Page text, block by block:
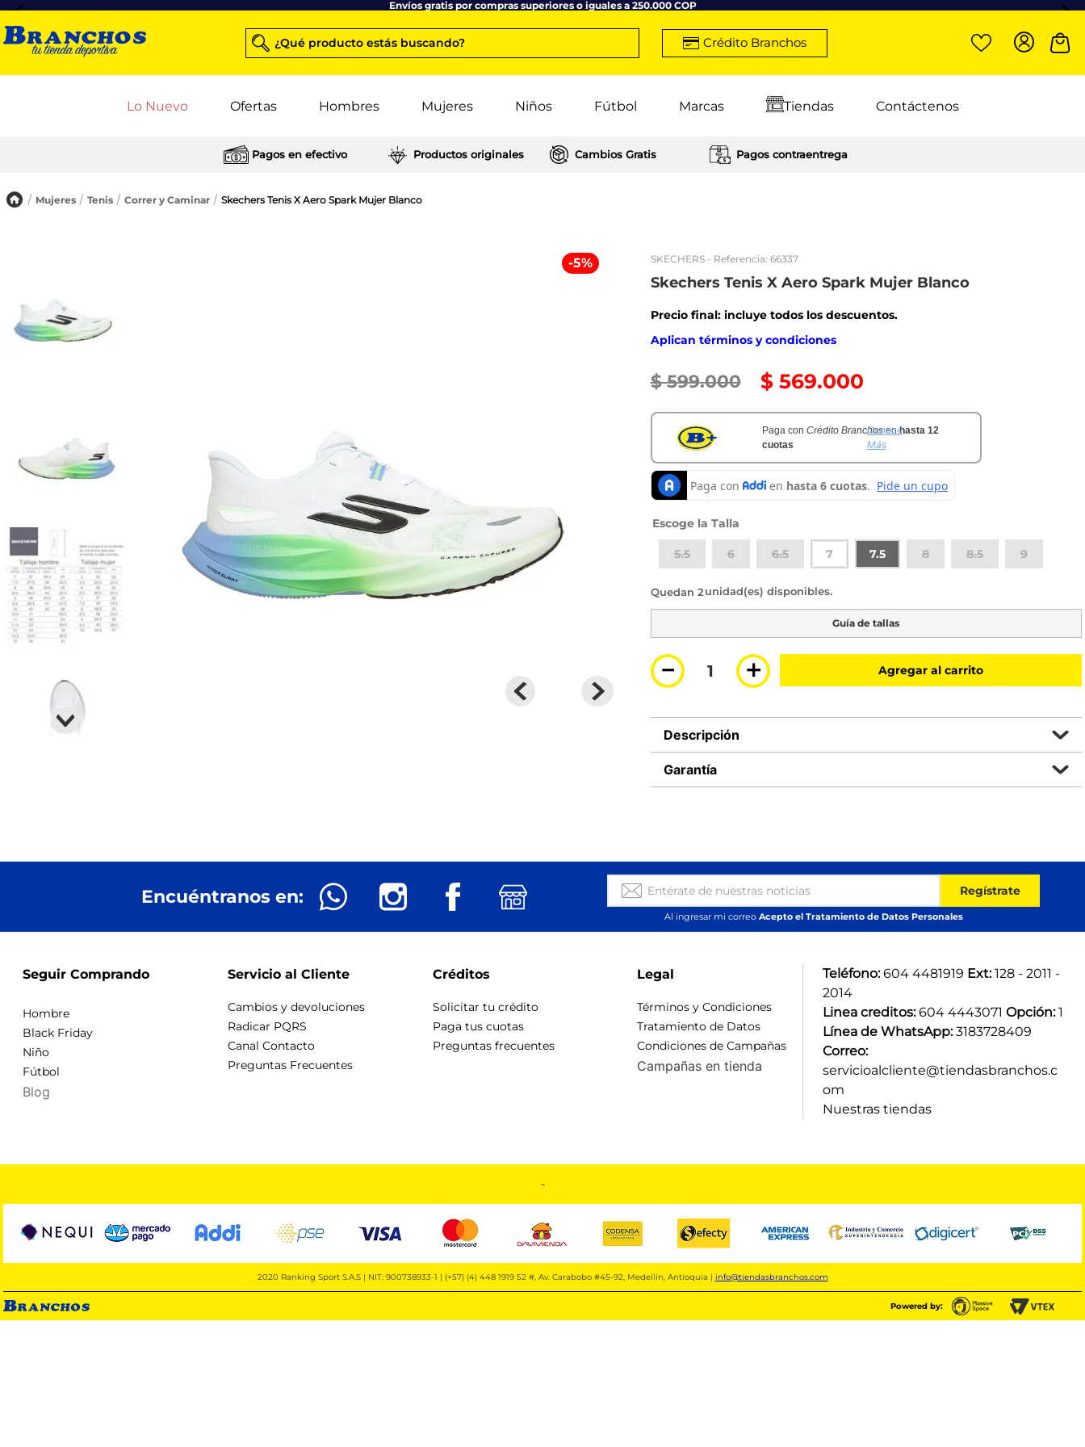
Envíos gratis por compras superiores o iguales a 250.000 COP
¿Qué producto estás buscando? Crédito Branchos
Lo Nuevo Ofertas Hombres Mujeres Niños Fútbol Marcas Tiendas Contáctenos
Pagos en efectivo Productos originales Cambios Gratis Pagos contraentrega
Mujeres Tenis Correr y Caminar Skechers Tenis X Aero Spark Mujer Blanco
-5% SKECHERS- Referencia: 66337
Skechers Tenis X Aero Spark Mujer Blanco
Precio final: incluye todos los descuentos.
Aplican términos y condiciones
$ 599.000 $ 569.000
Paga con Crédito Branchosenhasta 12
cuotas
Conoce
Más
Talla
5.5 6 6.5 7 7.5 8 8.5 9
2 disponibles
Guía de tallas
＋
－ Agregar al carrito
Descripción
Garantía
Encuéntranos en: Regístrate
Al ingresar mi correo Acepto el Tratamiento de Datos Personales
Seguir Comprando
Hombre
Black Friday
Niño
Fútbol
Blog
Servicio al Cliente
Cambios y devoluciones
Radicar PQRS
Canal Contacto
Preguntas Frecuentes
Créditos
Solicitar tu crédito
Paga tus cuotas
Preguntas frecuentes
Legal
Términos y Condiciones
Tratamiento de Datos
Condiciones de Campañas
Campañas en tienda
Teléfono: 604 4481919 Ext: 128 - 2011 -
2014
Linea creditos: 604 4443071 Opción: 1
Línea de WhatsApp: 3183728409
Correo:
servicioalcliente@tiendasbranchos.c
om
Nuestras tiendas
-
2020 Ranking Sport S.A.S | NIT: 900738933-1 | (+57) (4) 448 1919 52 #, Av. Carabobo #45-92, Medellín, Antioquia | info@tiendasbranchos.com
Powered by: